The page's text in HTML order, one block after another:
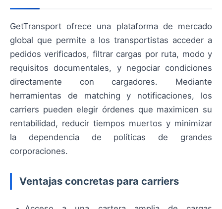
GetTransport ofrece una plataforma de mercado
global que permite a los transportistas acceder a
pedidos verificados, filtrar cargas por ruta, modo y
requisitos documentales, y negociar condiciones
directamente con cargadores. Mediante
herramientas de matching y notificaciones, los
carriers pueden elegir órdenes que maximicen su
rentabilidad, reducir tiempos muertos y minimizar
la dependencia de políticas de grandes
corporaciones.
Ventajas concretas para carriers